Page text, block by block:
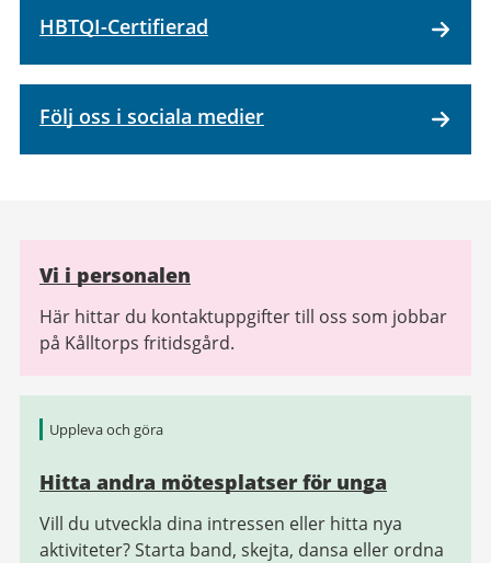
HBTQI-Certifierad
Följ oss i sociala medier
Relaterad
information
Vi i personalen
Här hittar du kontaktuppgifter till oss som jobbar
på Kålltorps fritidsgård.
Uppleva och göra
Hitta andra mötesplatser för unga
Vill du utveckla dina intressen eller hitta nya
aktiviteter? Starta band, skejta, dansa eller ordna